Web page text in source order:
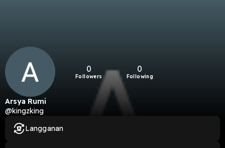
0
Followers
0
Following
Arsya Rumi
@kingzking
Langganan